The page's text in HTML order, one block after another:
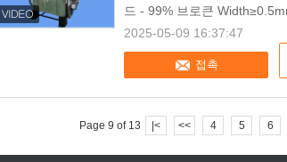
접촉
드 - 99% 브로큰
2025-05-09 16:37:47
Page 9 of 13 |< << 4 5 6